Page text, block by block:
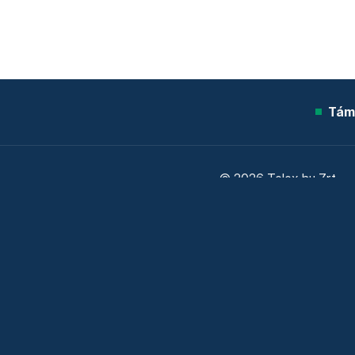
© 2026 Telex.hu Zrt.